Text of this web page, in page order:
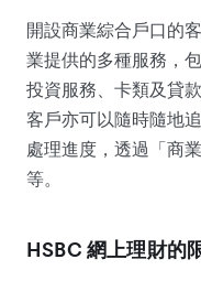
開設商業綜合戶口的
業提供的多種服務，
投資服務、卡類及貸
客戶亦可以隨時隨地
處理進度，透過「商
等。
HSBC 網上理財的